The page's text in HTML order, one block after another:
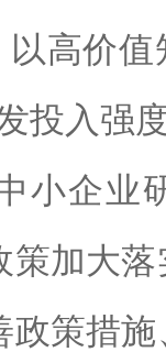
以高价
投入强
企业
加大
策措